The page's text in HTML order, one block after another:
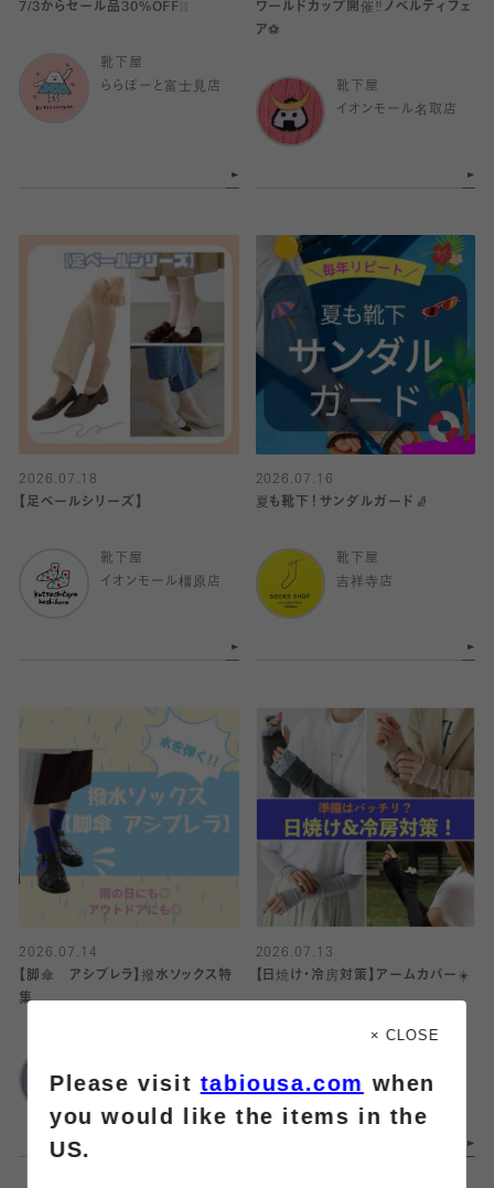
7/3からセール品30%OFF❕❕
靴下屋
ららぽーと富士見店
ワールドカップ開催‼️ノベルティフェ
ア⚽️
靴下屋
イオンモール名取店
2026.07.18
【足ベールシリーズ】
靴下屋
イオンモール橿原店
2026.07.16
夏も靴下！サンダルガード🧦
靴下屋
吉祥寺店
2026.07.14
【脚傘 アシブレラ】撥水ソックス特
集
ルミネ大宮1店
2026.07.13
【日焼け・冷房対策】アームカバー☀️
靴下屋× CLOSE
Please visittabiousa.com when
you would like the items in the
US.